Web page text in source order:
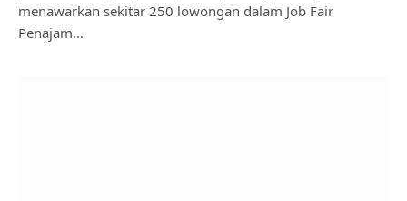
menawarkan sekitar 250 lowongan dalam Job Fair
Penajam…